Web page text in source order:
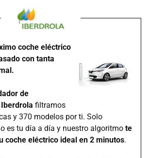
coche eléctrico
con tanta
de
filtramos
y 370 modelos por ti. Solo
es tu día a día y nuestro algoritmo te
coche eléctrico ideal en 2 minutos.